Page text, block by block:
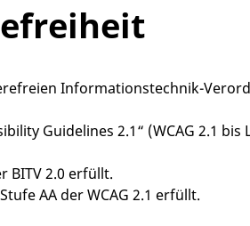
Informationstechnik-
Guidelines 2.1“ (WCAG 2.1 bis
BITV 2.0 erfüllt.
AA der WCAG 2.1 erfüllt.